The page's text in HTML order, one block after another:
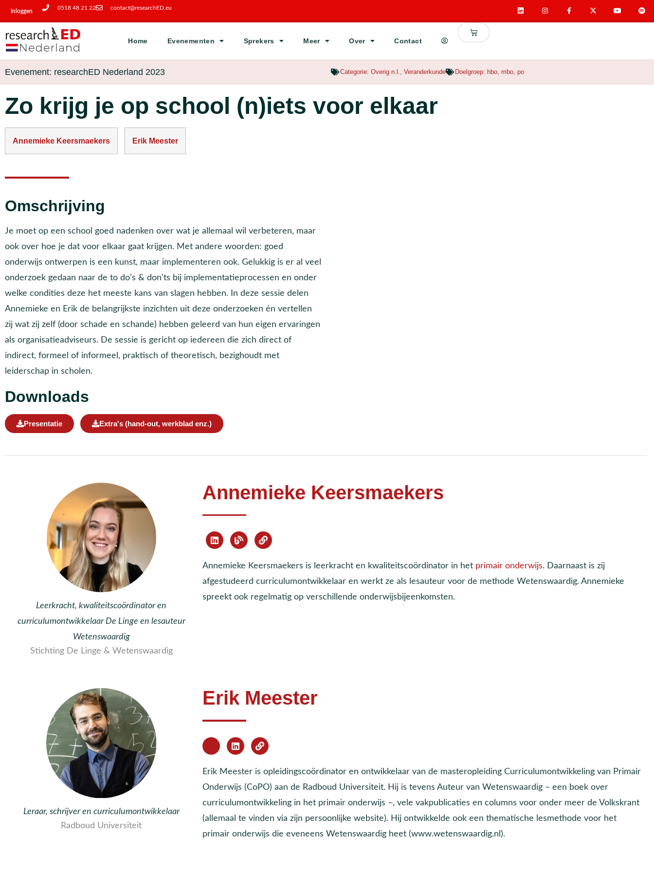
Inloggen
0518 48 21 22 contact@researchED.eu
Home Evenementen Sprekers Meer Over Contact
Evenement: researchED Nederland 2023 Categorie: Overig n.l., Veranderkunde Doelgroep: hbo, mbo, po
Zo krijg je op school (n)iets voor elkaar
Annemieke Keersmaekers Erik Meester
Omschrijving
Je moet op een school goed nadenken over wat je allemaal wil verbeteren, maar
ook over hoe je dat voor elkaar gaat krijgen. Met andere woorden: goed
onderwijs ontwerpen is een kunst, maar implementeren ook. Gelukkig is er al veel
onderzoek gedaan naar de to do’s & don’ts bij implementatieprocessen en onder
welke condities deze het meeste kans van slagen hebben. In deze sessie delen
Annemieke en Erik de belangrijkste inzichten uit deze onderzoeken én vertellen
zij wat zij zelf (door schade en schande) hebben geleerd van hun eigen ervaringen
als organisatieadviseurs. De sessie is gericht op iedereen die zich direct of
indirect, formeel of informeel, praktisch of theoretisch, bezighoudt met
leiderschap in scholen.
Downloads
Presentatie Extra's (hand-out, werkblad enz.)
Leerkracht, kwaliteitscoördinator en
curriculumontwikkelaar De Linge en lesauteur
Wetenswaardig
Stichting De Linge & Wetenswaardig
Annemieke Keersmaekers
Annemieke Keersmaekers is leerkracht en kwaliteitscoördinator in het primair onderwijs. Daarnaast is zij
afgestudeerd curriculumontwikkelaar en werkt ze als lesauteur voor de methode Wetenswaardig. Annemieke
spreekt ook regelmatig op verschillende onderwijsbijeenkomsten.
Leraar, schrijver en curriculumontwikkelaar
Radboud Universiteit
Erik Meester
Erik Meester is opleidingscoördinator en ontwikkelaar van de masteropleiding Curriculumontwikkeling van Primair
Onderwijs (CoPO) aan de Radboud Universiteit. Hij is tevens Auteur van Wetenswaardig – een boek over
curriculumontwikkeling in het primair onderwijs –, vele vakpublicaties en columns voor onder meer de Volkskrant
(allemaal te vinden via zijn persoonlijke website). Hij ontwikkelde ook een thematische lesmethode voor het
primair onderwijs die eveneens Wetenswaardig heet (www.wetenswaardig.nl).